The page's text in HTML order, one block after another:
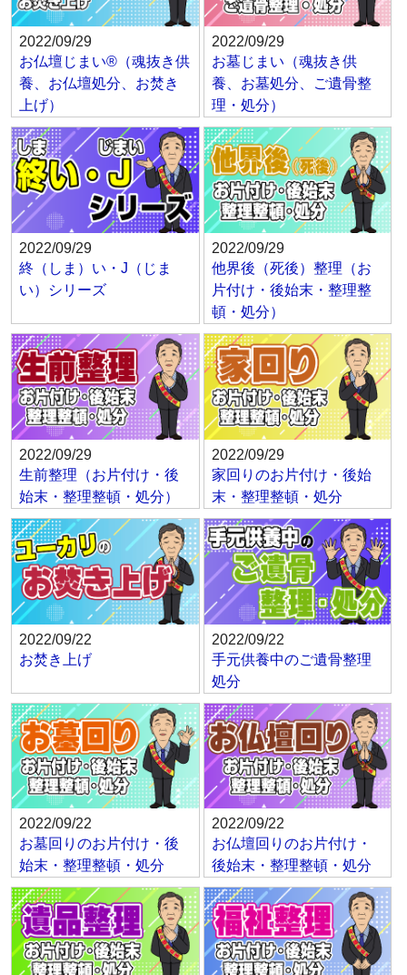
2022/09/29
お仏壇じまい®（魂抜き供
養、お仏壇処分、お焚き
上げ）
2022/09/29
お墓じまい（魂抜き供
養、お墓処分、ご遺骨整
理・処分）
2022/09/29
終（しま）い・J（じま
い）シリーズ
2022/09/29
他界後（死後）整理（お
片付け・後始末・整理整
頓・処分）
2022/09/29
生前整理（お片付け・後
始末・整理整頓・処分）
2022/09/29
家回りのお片付け・後始
末・整理整頓・処分
2022/09/22
お焚き上げ
2022/09/22
手元供養中のご遺骨整理
処分
2022/09/22
お墓回りのお片付け・後
始末・整理整頓・処分
2022/09/22
お仏壇回りのお片付け・
後始末・整理整頓・処分